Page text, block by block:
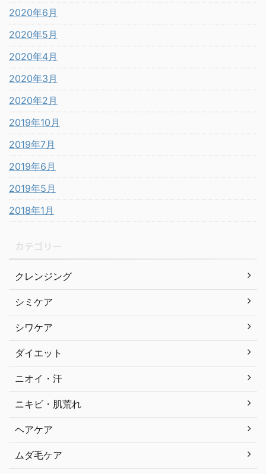
2020年6月
2020年5月
2020年4月
2020年3月
2020年2月
2019年10月
2019年7月
2019年6月
2019年5月
2018年1月
クレンジング
シミケア
シワケア
ダイエット
ニオイ・汗
ニキビ・肌荒れ
ヘアケア
ムダ毛ケア